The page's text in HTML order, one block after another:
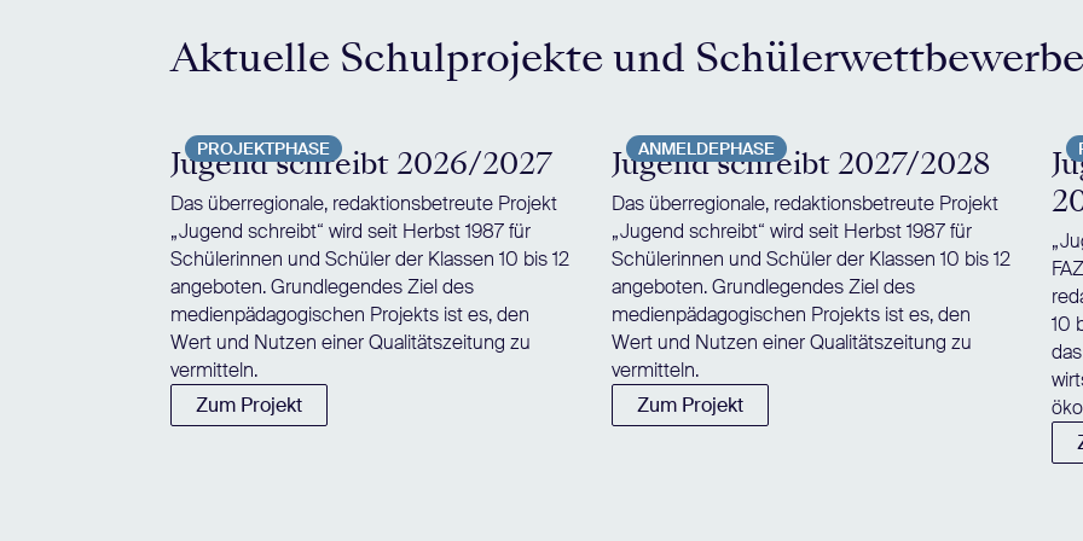
Aktuelle Schulprojekte und Schülerwettbewerbe
PROJEKTPHASE
Jugend schreibt 2026/2027
Das überregionale, redaktionsbetreute Projekt
„Jugend schreibt“ wird seit Herbst 1987 für
Schülerinnen und Schüler der Klassen 10 bis 12
angeboten. Grundlegendes Ziel des
medienpädagogischen Projekts ist es, den
Wert und Nutzen einer Qualitätszeitung zu
vermitteln.
Zum Projekt
ANMELDEPHASE
Jugend schreibt 2027/2028
Das überregionale, redaktionsbetreute Projekt
„Jugend schreibt“ wird seit Herbst 1987 für
Schülerinnen und Schüler der Klassen 10 bis 12
angeboten. Grundlegendes Ziel des
medienpädagogischen Projekts ist es, den
Wert und Nutzen einer Qualitätszeitung zu
vermitteln.
Zum Projekt
10